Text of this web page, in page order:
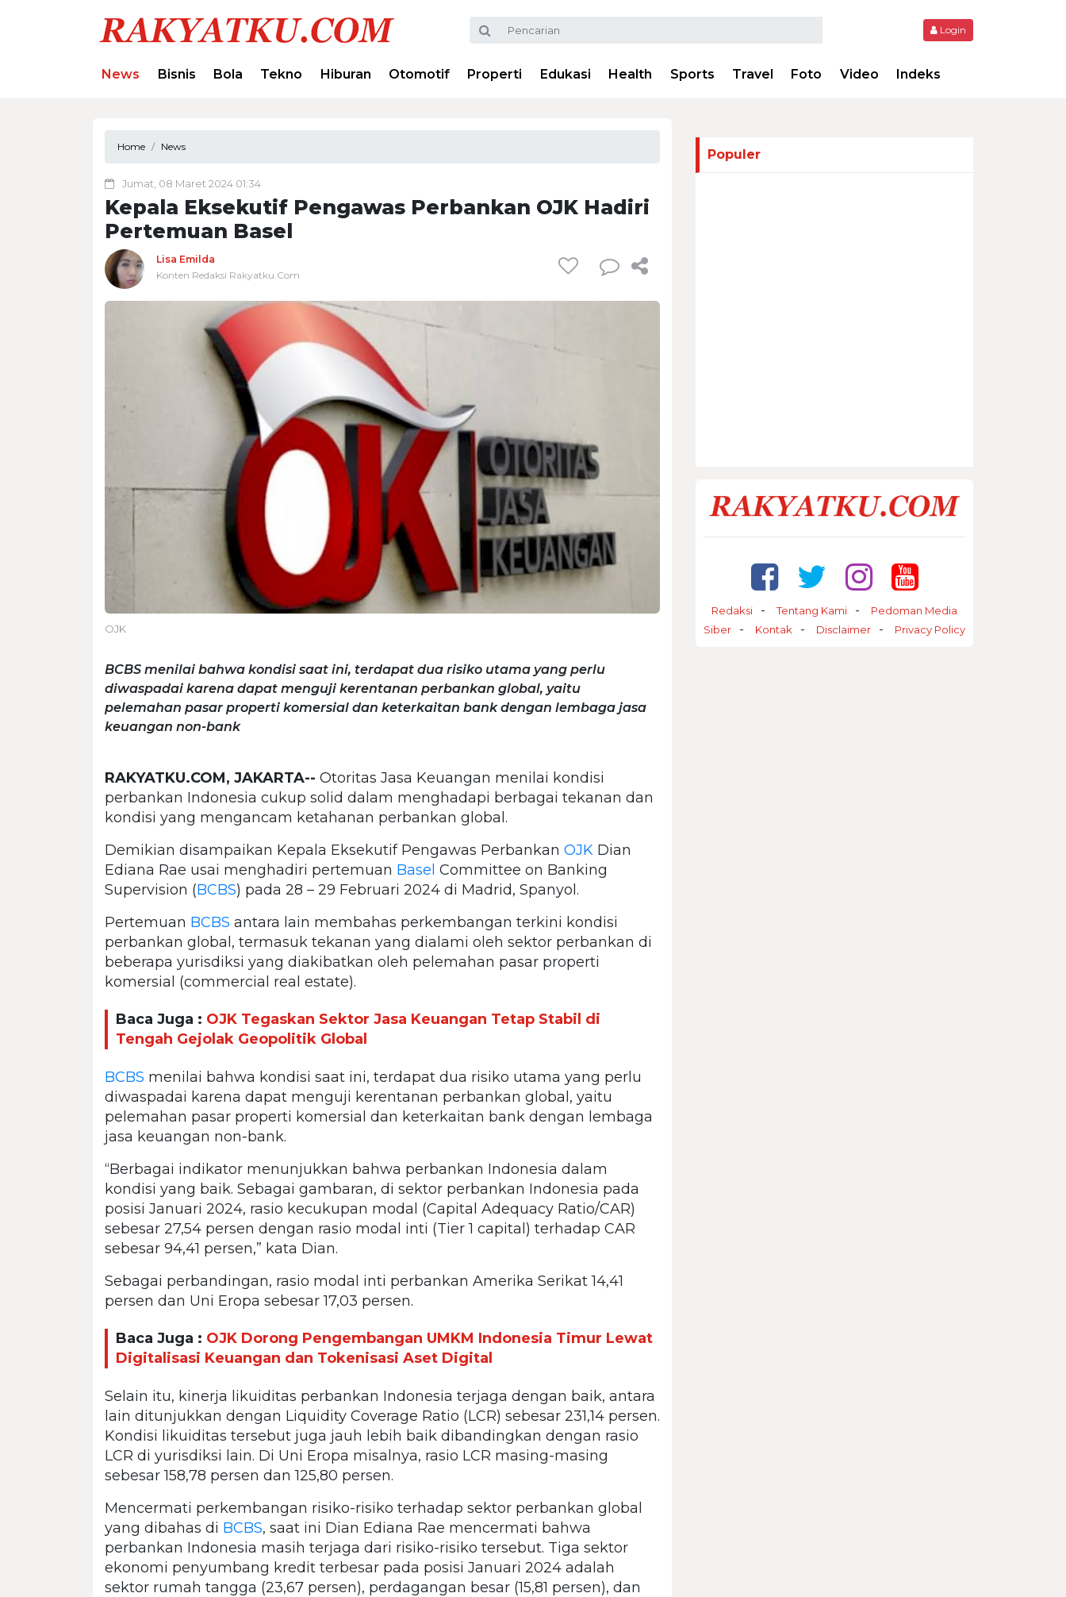
Login
News Bisnis Bola Tekno Hiburan Otomotif Properti Edukasi Health Sports Travel Foto Video Indeks
Home News
Jumat, 08 Maret 2024 01:34
Kepala Eksekutif Pengawas Perbankan OJK Hadiri
Pertemuan Basel
Lisa Emilda
Konten Redaksi Rakyatku.Com
OJK
BCBS menilai bahwa kondisi saat ini, terdapat dua risiko utama yang perlu
diwaspadai karena dapat menguji kerentanan perbankan global, yaitu
pelemahan pasar properti komersial dan keterkaitan bank dengan lembaga jasa
keuangan non-bank
RAKYATKU.COM, JAKARTA-- Otoritas Jasa Keuangan menilai kondisi
perbankan Indonesia cukup solid dalam menghadapi berbagai tekanan dan
kondisi yang mengancam ketahanan perbankan global.
Demikian disampaikan Kepala Eksekutif Pengawas Perbankan OJK Dian
Ediana Rae usai menghadiri pertemuan Basel Committee on Banking
Supervision (BCBS) pada 28 – 29 Februari 2024 di Madrid, Spanyol.
Pertemuan BCBS antara lain membahas perkembangan terkini kondisi
perbankan global, termasuk tekanan yang dialami oleh sektor perbankan di
beberapa yurisdiksi yang diakibatkan oleh pelemahan pasar properti
komersial (commercial real estate).
Baca Juga : OJK Tegaskan Sektor Jasa Keuangan Tetap Stabil di
Tengah Gejolak Geopolitik Global
BCBS menilai bahwa kondisi saat ini, terdapat dua risiko utama yang perlu
diwaspadai karena dapat menguji kerentanan perbankan global, yaitu
pelemahan pasar properti komersial dan keterkaitan bank dengan lembaga
jasa keuangan non-bank.
“Berbagai indikator menunjukkan bahwa perbankan Indonesia dalam
kondisi yang baik. Sebagai gambaran, di sektor perbankan Indonesia pada
posisi Januari 2024, rasio kecukupan modal (Capital Adequacy Ratio/CAR)
sebesar 27,54 persen dengan rasio modal inti (Tier 1 capital) terhadap CAR
sebesar 94,41 persen,” kata Dian.
Sebagai perbandingan, rasio modal inti perbankan Amerika Serikat 14,41
persen dan Uni Eropa sebesar 17,03 persen.
Baca Juga : OJK Dorong Pengembangan UMKM Indonesia Timur Lewat
Digitalisasi Keuangan dan Tokenisasi Aset Digital
Selain itu, kinerja likuiditas perbankan Indonesia terjaga dengan baik, antara
lain ditunjukkan dengan Liquidity Coverage Ratio (LCR) sebesar 231,14 persen.
Kondisi likuiditas tersebut juga jauh lebih baik dibandingkan dengan rasio
LCR di yurisdiksi lain. Di Uni Eropa misalnya, rasio LCR masing-masing
sebesar 158,78 persen dan 125,80 persen.
Mencermati perkembangan risiko-risiko terhadap sektor perbankan global
yang dibahas di BCBS, saat ini Dian Ediana Rae mencermati bahwa
perbankan Indonesia masih terjaga dari risiko-risiko tersebut. Tiga sektor
ekonomi penyumbang kredit terbesar pada posisi Januari 2024 adalah
sektor rumah tangga (23,67 persen), perdagangan besar (15,81 persen), dan
Populer
Redaksi Tentang Kami
Pedoman Media
Siber
Kontak Disclaimer Privacy Policy